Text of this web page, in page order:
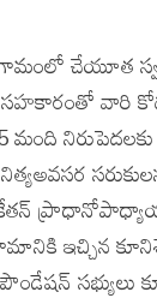
చేయూత
సహకారంతో
ఇచ్చిన
సభ్యులు